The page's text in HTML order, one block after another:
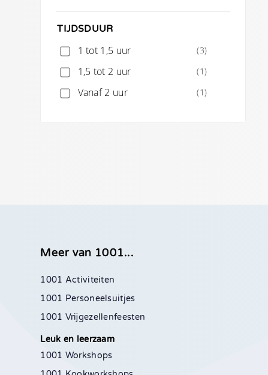
TIJDSDUUR
1 tot 1,5 uur (3)
1,5 tot 2 uur (1)
Vanaf 2 uur (1)
Meer van 1001...
1001 Activiteiten
1001 Personeelsuitjes
1001 Vrijgezellenfeesten
Leuk en leerzaam
1001 Workshops